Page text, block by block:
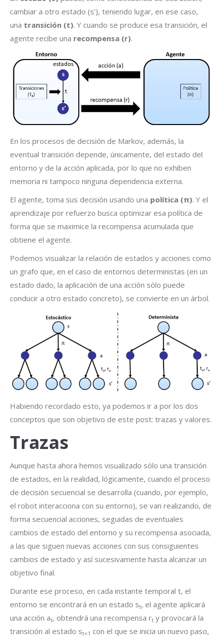
cambiar a otro estado (s’), teniendo lugar, en ese caso,
una transición (t). Y cuando se produce esa transición, el
agente recibe una recompensa (r).
En los procesos de decisión de Markov, además, la
eventual transición depende, únicamente, del estado del
entorno y de la acción aplicada, por lo que no exhiben
memoria ni tampoco ninguna dependencia externa.
El agente, toma sus decisión usando una política (π). Y el
aprendizaje por refuerzo busca optimizar esa política de
forma que se maximice la recompensa acumulada que
obtiene el agente.
Podemos visualizar la relación de estados y acciones como
un grafo que, en el caso de entornos deterministas (en un
estado dado, la aplicación de una acción sólo puede
conducir a otro estado concreto), se convierte en un árbol.
Habiendo recordado esto, ya podemos ir a por los dos
conceptos que son objetivo de este post: trazas y valores.
Trazas
Aunque hasta ahora hemos visualizado sólo una transición
de estados, en la realidad, lógicamente, cuando el proceso
de decisión secuencial se desarrolla (cuando, por ejemplo,
el robot interacciona con su entorno), se van realizando, de
forma secuencial acciones, seguidas de eventuales
cambios de estado del entorno y su recompensa asociada,
a las que siguen nuevas acciones con sus consiguientes
cambios de estado y así sucesivamente hasta alcanzar un
objetivo final.
Durante ese proceso, en cada instante temporal t, el
entorno se encontrará en un estado st, el agente aplicará
una acción at, obtendrá una recompensa rt y provocará la
transición al estado st+1 con el que se inicia un nuevo paso,